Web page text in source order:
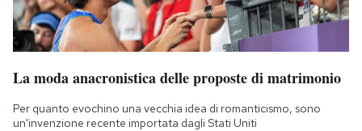
La moda anacronistica delle proposte di matrimonio
Per quanto evochino una vecchia idea di romanticismo, sono
un'invenzione recente importata dagli Stati Uniti